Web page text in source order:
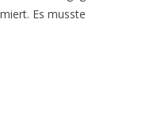
Es musste